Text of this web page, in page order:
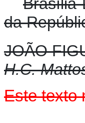
da
JOÃO
H.C.
Este texto